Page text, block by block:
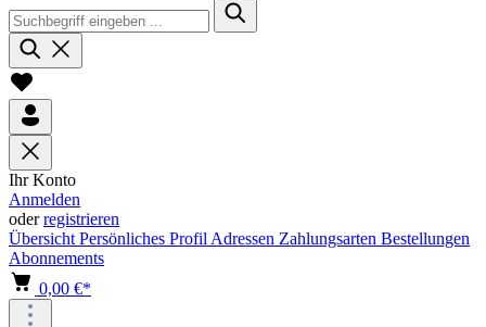
Ihr Konto
Anmelden
oderregistrieren
Übersicht Persönliches Profil Adressen Zahlungsarten Bestellungen
Abonnements
0,00 €*